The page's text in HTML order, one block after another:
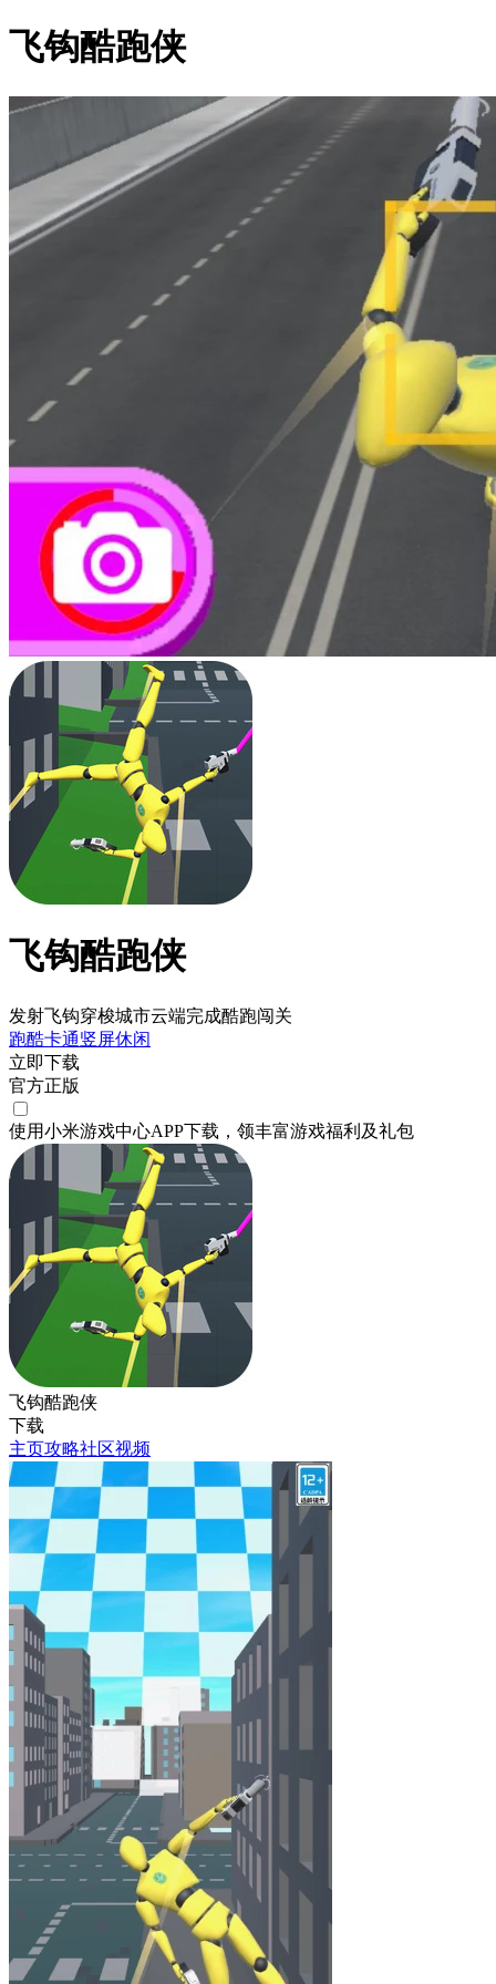
飞钩酷跑侠
飞钩酷跑侠
发射飞钩穿梭城市云端完成酷跑闯关
跑酷卡通竖屏休闲
立即下载
官方正版
使用小米游戏中心APP下载 ，领丰富游戏福利 及礼包
飞钩酷跑侠
下载
主页攻略社区视频